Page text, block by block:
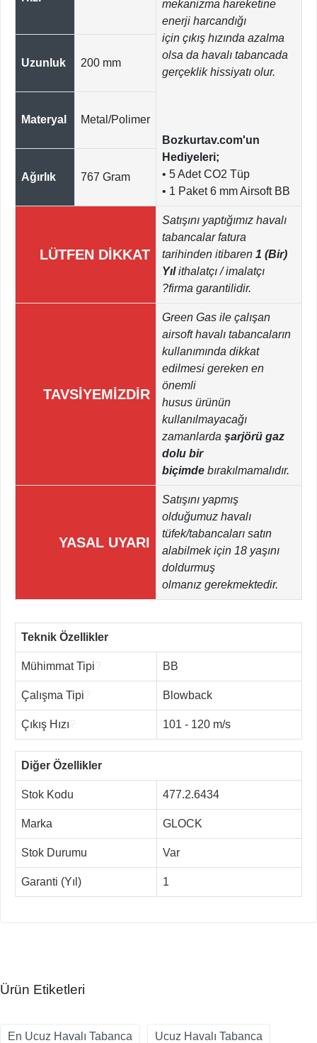
mekanizma hareketine
enerji harcandığı
için çıkış hızında azalma
olsa da havalı tabancada
gerçeklik hissiyatı olur.
Bozkurtav.com'un
Hediyeleri;
• 5 Adet CO2 Tüp
• 1 Paket 6 mm Airsoft BB
Uzunluk 200 mm
Materyal Metal/Polimer
Ağırlık 767 Gram
LÜTFEN DİKKAT
Satışını yaptığımız havalı
tabancalar fatura
tarihinden itibaren 1 (Bir)
Yılithalatçı / imalatçı
?firma garantilidir.
TAVSİYEMİZDİR
Green Gas ile çalışan
airsoft havalı tabancaların
kullanımında dikkat
edilmesi gereken en
önemli
husus ürünün
kullanılmayacağı
zamanlarda şarjörü gaz
dolu bir
biçimde bırakılmamalıdır.
YASAL UYARI
Satışını yapmış
olduğumuz havalı
tüfek/tabancaları satın
alabilmek için 18 yaşını
doldurmuş
olmanız gerekmektedir.
Teknik Özellikler
Mühimmat Tipi BB
Çalışma Tipi Blowback
Çıkış Hızı 101 - 120 m/s
Diğer Özellikler
Stok Kodu 477.2.6434
Marka GLOCK
Stok Durumu Var
Garanti (Yıl) 1
Ürün Etiketleri
En Ucuz Havalı Tabanca Ucuz Havalı Tabanca